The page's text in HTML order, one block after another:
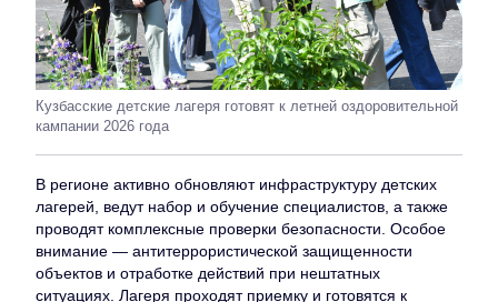
Кузбасские детские лагеря готовят к летней оздоровительной
кампании 2026 года
В регионе активно обновляют инфраструктуру детских
лагерей, ведут набор и обучение специалистов, а также
проводят комплексные проверки безопасности. Особое
внимание — антитеррористической защищенности
объектов и отработке действий при нештатных
ситуациях. Лагеря проходят приемку и готовятся к